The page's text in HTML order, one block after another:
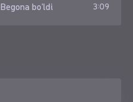
Begona bo'ldi 3:09